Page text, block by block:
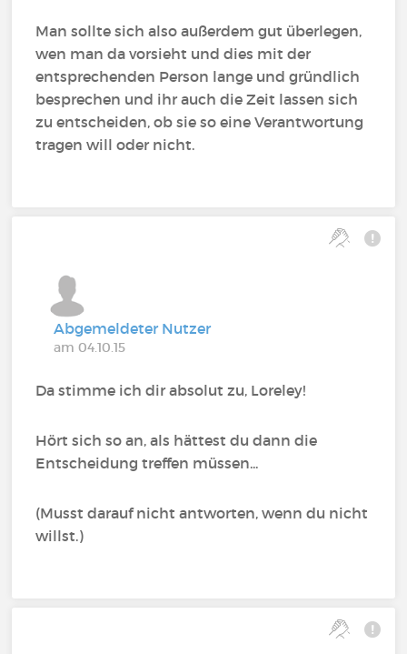
Man sollte sich also außerdem gut überlegen,
wen man da vorsieht und dies mit der
entsprechenden Person lange und gründlich
besprechen und ihr auch die Zeit lassen sich
zu entscheiden, ob sie so eine Verantwortung
tragen will oder nicht.
Abgemeldeter Nutzer
am 04.10.15
Da stimme ich dir absolut zu, Loreley!
Hört sich so an, als hättest du dann die
Entscheidung treffen müssen...
(Musst darauf nicht antworten, wenn du nicht
willst.)